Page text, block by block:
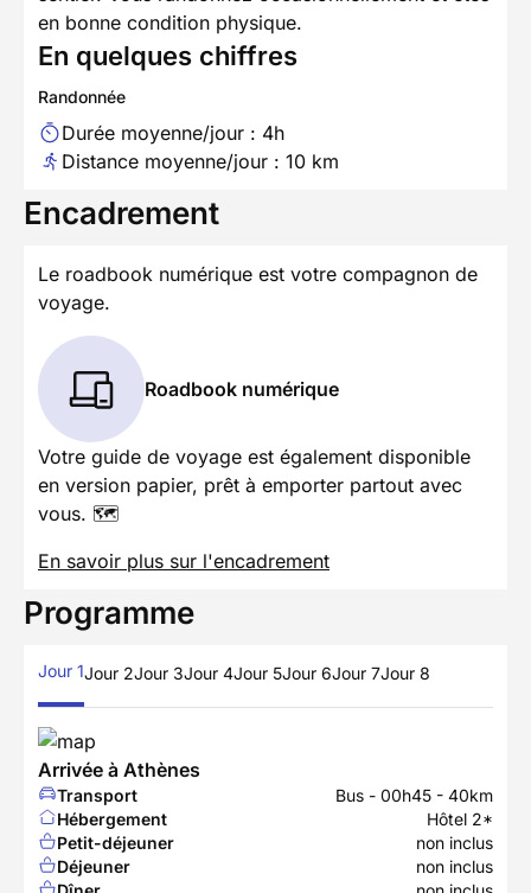
en bonne condition physique.
En quelques chiffres
Randonnée
Durée moyenne/jour : 4h
Distance moyenne/jour : 10 km
Encadrement
Le roadbook numérique est votre compagnon de
voyage.
Roadbook numérique
Votre guide de voyage est également disponible
en version papier, prêt à emporter partout avec
vous. 🗺️
En savoir plus sur l'encadrement
Programme
Jour 1Jour 2Jour 3Jour 4Jour 5Jour 6Jour 7Jour 8
Arrivée à Athènes
Transport
Bus - 00h45 - 40km
Hébergement
Hôtel 2*
Petit-déjeuner
non inclus
Déjeuner
non inclus